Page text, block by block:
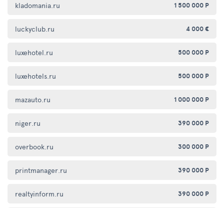
kladomania.ru 1 500 000 Р
luckyclub.ru 4 000 €
luxehotel.ru 500 000 Р
luxehotels.ru 500 000 Р
mazauto.ru 1 000 000 Р
niger.ru 390 000 Р
overbook.ru 300 000 Р
printmanager.ru 390 000 Р
realtyinform.ru 390 000 Р